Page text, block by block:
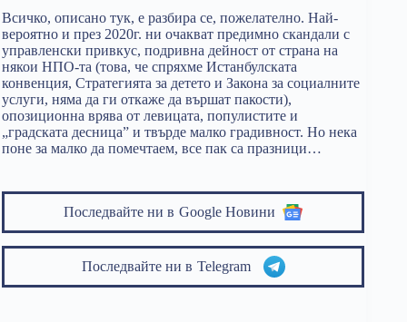
Всичко, описано тук, е разбира се, пожелателно. Най-
вероятно и през 2020г. ни очакват предимно скандали с
управленски привкус, подривна дейност от страна на
някои НПО-та (това, че спряхме Истанбулската
конвенция, Стратегията за детето и Закона за социалните
услуги, няма да ги откаже да вършат пакости),
опозиционна врява от левицата, популистите и
„градската десница” и твърде малко градивност. Но нека
поне за малко да помечтаем, все пак са празници…
Последвайте ни в Google Новини
Последвайте ни в Telegram